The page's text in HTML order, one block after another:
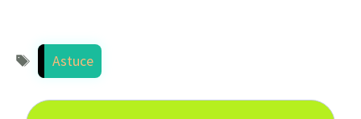
Étiquettes
Astuce